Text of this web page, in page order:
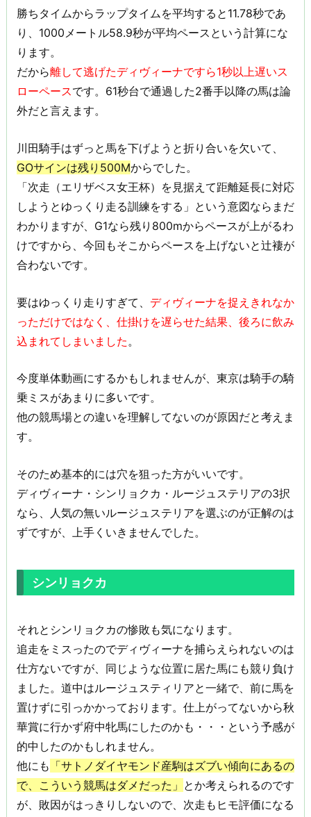
勝ちタイムからラップタイムを平均すると11.78秒であ
り、1000メートル58.9秒が平均ペースという計算にな
ります。
だから離して逃げたディヴィーナですら1秒以上遅いス
ローペースです。61秒台で通過した2番手以降の馬は論
外だと言えます。
川田騎手はずっと馬を下げようと折り合いを欠いて、
GOサインは残り500Mからでした。
「次走（エリザベス女王杯）を見据えて距離延長に対応
しようとゆっくり走る訓練をする」という意図ならまだ
わかりますが、G1なら残り800mからペースが上がるわ
けですから、今回もそこからペースを上げないと辻褄が
合わないです。
要はゆっくり走りすぎて、 ディヴィーナを捉えきれなか
っただけではなく、仕掛けを遅らせた結果、後ろに飲み
込まれてしまいました 。
今度単体動画にするかもしれませんが、東京は騎手の騎
乗ミスがあまりに多いです。
他の競馬場との違いを理解してないのが原因だと考えま
す。
そのため基本的には穴を狙った方がいいです。
ディヴィーナ・シンリョクカ・ルージュステリアの3択
なら、人気の無いルージュステリアを選ぶのが正解のは
ずですが、上手くいきませんでした。
シンリョクカ
それとシンリョクカの惨敗も気になります。
追走をミスったのでディヴィーナを捕らえられないのは
仕方ないですが、同じような位置に居た馬にも競り負け
ました。道中はルージュスティリアと一緒で、前に馬を
置けずに引っかかっております。仕上がってないから秋
華賞に行かず府中牝馬にしたのかも・・・という予感が
的中したのかもしれません。
他にも 「サトノダイヤモンド産駒はズブい傾向にあるの
で、こういう競馬はダメだった」 とか考えられるのです
が、敗因がはっきりしないので、次走もヒモ評価になる